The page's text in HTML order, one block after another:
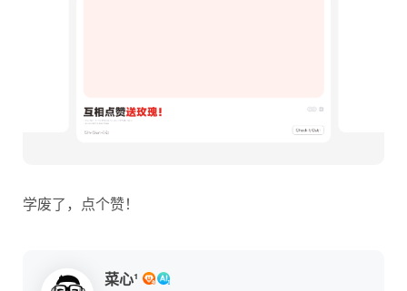
学废了，点个赞！
菜心¹